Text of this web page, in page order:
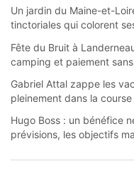
Un jardin du Maine-et-
tinctoriales qui colorent
Fête du Bruit à
camping et paiement
Gabriel Attal zappe les
pleinement dans la
Hugo Boss : un bénéfice
prévisions, les objectifs